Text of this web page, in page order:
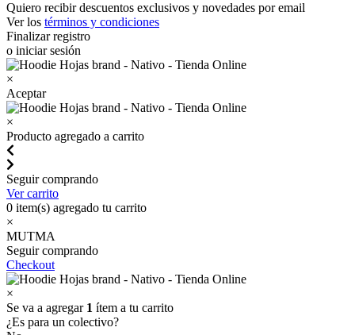
Quiero recibir descuentos exclusivos y novedades por email
Ver los términos y condiciones
Finalizar registro
o iniciar sesión
×
Aceptar
×
Producto agregado a carrito
Seguir comprando
Ver carrito
0 item(s) agregado tu carrito
×
MUTMA
Seguir comprando
Checkout
×
Se va a agregar 1 ítem a tu carrito
¿Es para un colectivo?